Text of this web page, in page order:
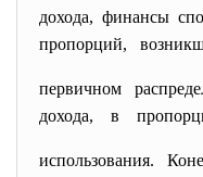
дохода, финансы
пропорций,
первичном
дохода, в
использования.